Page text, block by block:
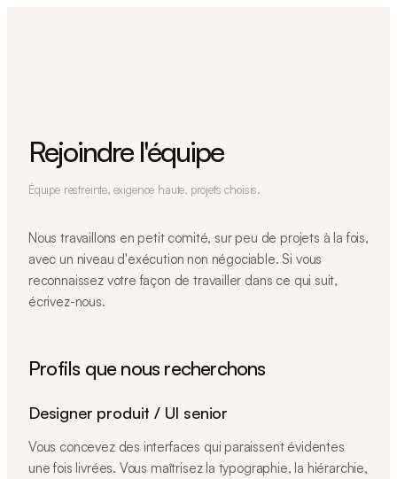
Rejoindre l'équipe
Équipe restreinte, exigence haute, projets choisis.
Nous travaillons en petit comité, sur peu de projets à la fois,
avec un niveau d'exécution non négociable. Si vous
reconnaissez votre façon de travailler dans ce qui suit,
écrivez-nous.
Profils que nous recherchons
Designer produit / UI senior
Vous concevez des interfaces qui paraissent évidentes
une fois livrées. Vous maîtrisez la typographie, la hiérarchie,